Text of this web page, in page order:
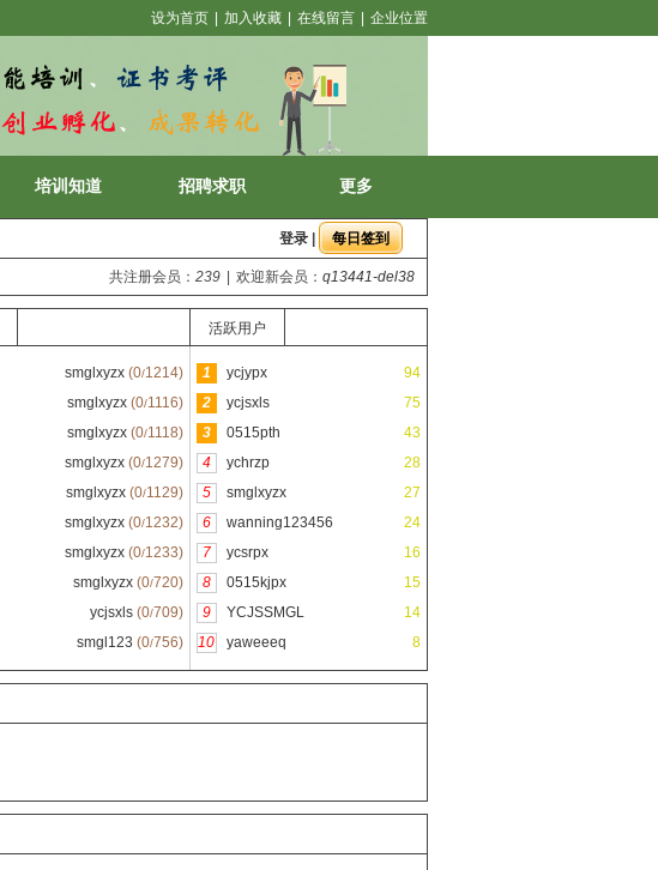
设为首页 加入收藏 在线留言 企业位置
培训知道 招聘求职 更多
登录
共注册会员： 239 欢迎新会员： q13441-del38
smglxyzx(0/1214)
smglxyzx(0/1116)
smglxyzx(0/1118)
smglxyzx(0/1279)
smglxyzx(0/1129)
smglxyzx(0/1232)
smglxyzx(0/1233)
smglxyzx(0/720)
ycjsxls(0/709)
smgl123 (0/756)
活跃用户
1 ycjypx
94
2
ycjsxls
75
3
0515pth
43
4
ychrzp
28
5
smglxyzx
27
6
wanning123456
24
7
ycsrpx
16
8
0515kjpx
15
9
YCJSSMGL
14
10
yaweeeq 8